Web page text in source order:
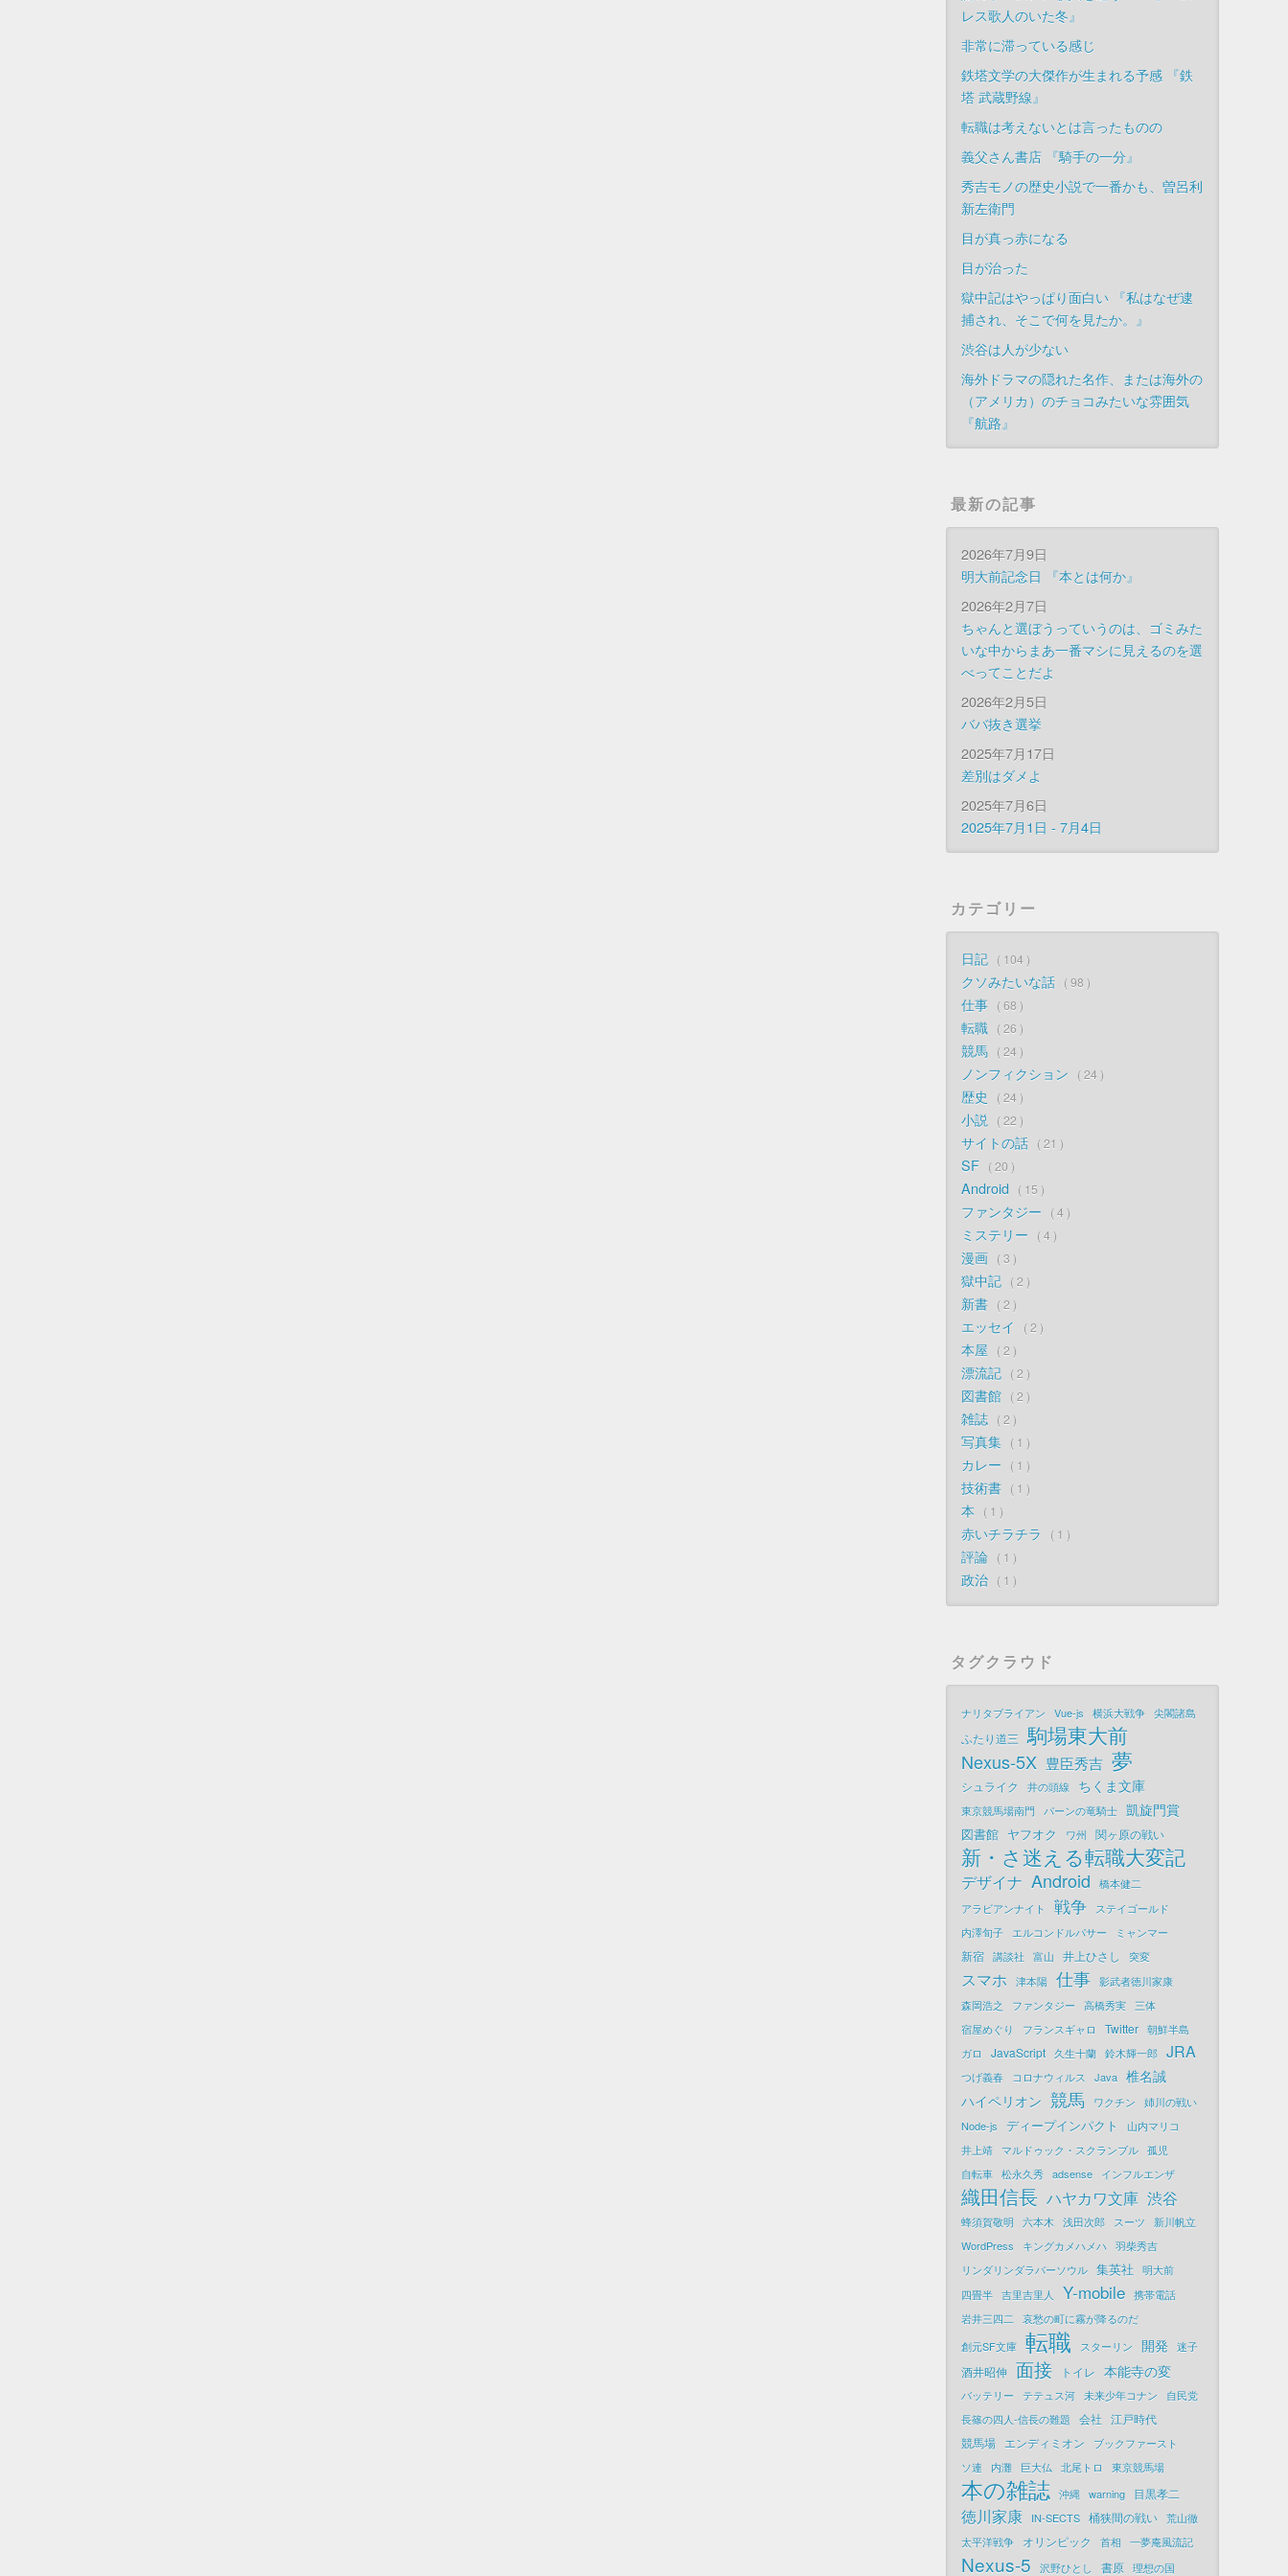
レス歌人のいた冬』
非常に滞っている感じ
鉄塔文学の大傑作が生まれる予感 『鉄
塔 武蔵野線』
転職は考えないとは言ったものの
義父さん書店 『騎手の一分』
秀吉モノの歴史小説で一番かも、曽呂利
新左衛門
目が真っ赤になる
目が治った
獄中記はやっぱり面白い 『私はなぜ逮
捕され、そこで何を見たか。』
渋谷は人が少ない
海外ドラマの隠れた名作、または海外の
（アメリカ）のチョコみたいな雰囲気
『航路』
最新の記事
2026年7月9日
明大前記念日 『本とは何か』
2026年2月7日
ちゃんと選ぼうっていうのは、ゴミみた
いな中からまあ一番マシに見えるのを選
べってことだよ
2026年2月5日
ババ抜き選挙
2025年7月17日
差別はダメよ
2025年7月6日
2025年7月1日 - 7月4日
カテゴリー
日記 104
クソみたいな話 98
仕事 68
転職 26
競馬 24
ノンフィクション 24
歴史 24
小説 22
サイトの話 21
SF 20
Android 15
ファンタジー 4
ミステリー 4
漫画 3
獄中記 2
新書 2
エッセイ 2
本屋 2
漂流記 2
図書館 2
雑誌 2
写真集 1
カレー 1
技術書 1
本 1
赤いチラチラ 1
評論 1
政治 1
タグクラウド
ナリタブライアン Vue-js 横浜大戦争 尖閣諸島
ふたり道三 駒場東大前
Nexus-5X 豊臣秀吉 夢
シュライク 井の頭線 ちくま文庫
東京競馬場南門 パーンの竜騎士 凱旋門賞
図書館 ヤフオク ワ州 関ヶ原の戦い
新・さ迷える転職大変記
デザイナ Android
橋本健二
アラビアンナイト
戦争
ステイゴールド
内澤旬子
エルコンドルパサー ミャンマー
新宿 講談社 富山 井上ひさし 突変
スマホ 津本陽 仕事 影武者徳川家康
森岡浩之
ファンタジー 高橋秀実
三体
宿屋めぐり
フランスギャロ Twitter 朝鮮半島
ガロ
JavaScript 久生十蘭 鈴木輝一郎 JRA
つげ義春 コロナウィルス Java 椎名誠
ハイペリオン 競馬 ワクチン
姉川の戦い
Node-js
ディープインパクト
山内マリコ
井上靖
マルドゥック・スクランブル 孤児
自転車 松永久秀 adsense インフルエンザ
織田信長 ハヤカワ文庫 渋谷
蜂須賀敬明 六本木 浅田次郎 スーツ
新川帆立
WordPress
キングカメハメハ 羽柴秀吉
リンダリンダラバーソウル 集英社
明大前
四畳半 吉里吉里人 Y-mobile 携帯電話
岩井三四二
哀愁の町に霧が降るのだ
創元SF文庫 転職 スターリン 開発 迷子
酒井昭伸 面接 トイレ 本能寺の変
バッテリー テテュス河 未来少年コナン
自民党
長篠の四人-信長の難題
会社 江戸時代
競馬場 エンディミオン
ブックファースト
ソ連
内灘 巨大仏 北尾トロ 東京競馬場
本の雑誌 沖縄 warning 目黒孝二
徳川家康 IN-SECTS 桶狭間の戦い 荒山徹
太平洋戦争
オリンピック 首相 一夢庵風流記
Nexus-5 沢野ひとし 書原 理想の国